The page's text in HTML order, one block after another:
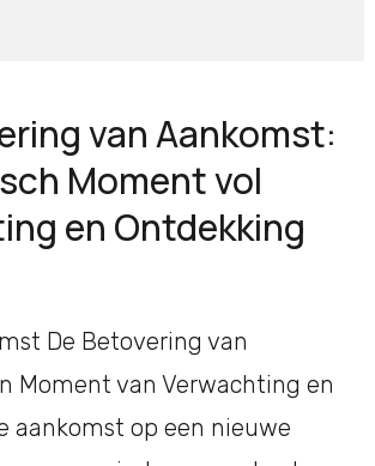
van Aankomst:
Moment vol
en Ontdekking
De Betovering van
Moment van Verwachting en
aankomst op een nieuwe